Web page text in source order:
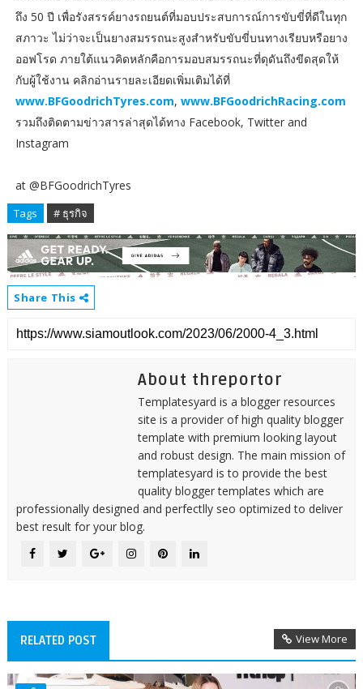
ถึง 50 ปี เพื่อรังสรรค์ยางรถยนต์ที่มอบประสบการณ์การขับขี่ที่ดีในทุก
สภาวะ ไม่ว่าจะเป็นยางสมรรถนะสูงสำหรับขับขี่บนทางเรียบหรือยาง
ออฟโรด ภายใต้แนวคิดหลักคือการมอบสมรรถนะที่ดุดันถึงขีดสุดให้
กับผู้ใช้งาน คลิกอ่านรายละเอียดเพิ่มเติมได้ที่
www.BFGoodrichTyres.com, www.BFGoodrichRacing.com
รวมถึงติดตามข่าวสารล่าสุดได้ทาง Facebook, Twitter and
Instagram
at @BFGoodrichTyres
Tags # ธุรกิจ
Share This
About threportor
Templatesyard is a blogger resources
site is a provider of high quality blogger
template with premium looking layout
and robust design. The main mission of
templatesyard is to provide the best
quality blogger templates which are
professionally designed and perfectlly seo optimized to deliver
best result for your blog.
RELATED POST View More